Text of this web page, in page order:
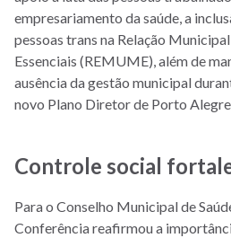
empresariamento da saúde, a
pessoas trans na Relação
Essenciais (REMUME), além de
ausência da gestão municipal
novo Plano Diretor de Porto
Controle social
Para o Conselho Municipal de
Conferência reafirmou a